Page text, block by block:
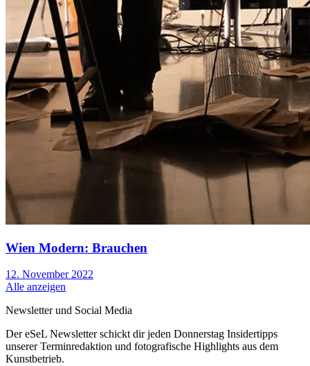
Wien Modern: Brauchen
12. November 2022
Alle anzeigen
Newsletter und Social Media
Der eSeL Newsletter schickt dir jeden Donnerstag Insidertipps
unserer Terminredaktion und fotografische Highlights aus dem
Kunstbetrieb.